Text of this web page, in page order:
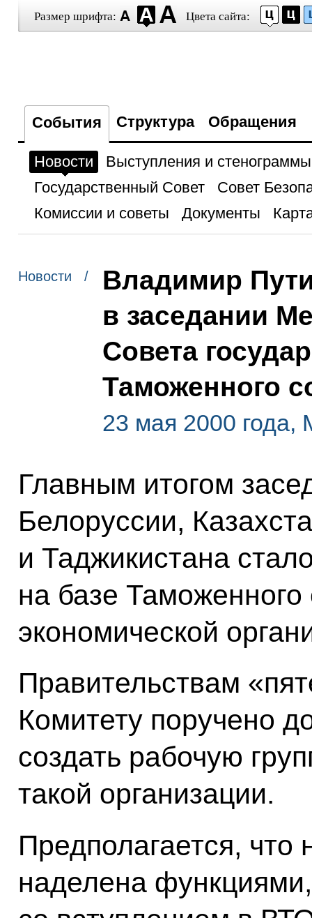
Размер шрифта: Цвета сайта:
События Структура Обращения
Новости
Выступления и стенограммы
Государственный Совет
Совет
Комиссии и советы
Документы
Новости /
Владимир
в заседании
Совета
Таможенного
23 мая 2000 года,
Главным итогом
Белоруссии,
и Таджикистана
на базе
экономической
Правительствам
Комитету поручено
создать рабочую
такой организации.
Предполагается, что
наделена